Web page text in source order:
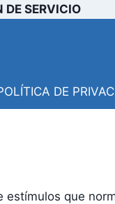
DE SERVICIO
DE
que